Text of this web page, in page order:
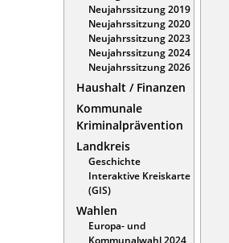
Neujahrssitzung 2019
Neujahrssitzung 2020
Neujahrssitzung 2023
Neujahrssitzung 2024
Neujahrssitzung 2026
Haushalt / Finanzen
Kommunale
Kriminalprävention
Landkreis
Geschichte
Interaktive Kreiskarte
(GIS)
Wahlen
Europa- und
Kommunalwahl 2024